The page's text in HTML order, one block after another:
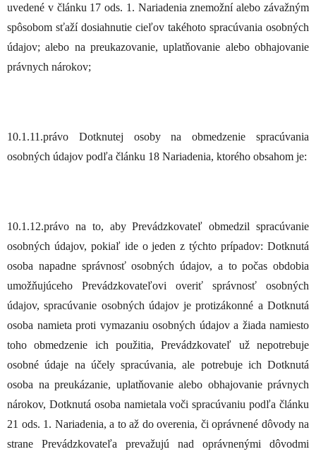
uvedené v článku 17 ods. 1. Nariadenia znemožní alebo závažným
spôsobom sťaží dosiahnutie cieľov takéhoto spracúvania osobných
údajov; alebo na preukazovanie, uplatňovanie alebo obhajovanie
právnych nárokov;
10.1.11.právo Dotknutej osoby na obmedzenie spracúvania
osobných údajov podľa článku 18 Nariadenia, ktorého obsahom je:
10.1.12.právo na to, aby Prevádzkovateľ obmedzil spracúvanie
osobných údajov, pokiaľ ide o jeden z týchto prípadov: Dotknutá
osoba napadne správnosť osobných údajov, a to počas obdobia
umožňujúceho Prevádzkovateľovi overiť správnosť osobných
údajov, spracúvanie osobných údajov je protizákonné a Dotknutá
osoba namieta proti vymazaniu osobných údajov a žiada namiesto
toho obmedzenie ich použitia, Prevádzkovateľ už nepotrebuje
osobné údaje na účely spracúvania, ale potrebuje ich Dotknutá
osoba na preukázanie, uplatňovanie alebo obhajovanie právnych
nárokov, Dotknutá osoba namietala voči spracúvaniu podľa článku
21 ods. 1. Nariadenia, a to až do overenia, či oprávnené dôvody na
strane Prevádzkovateľa prevažujú nad oprávnenými dôvodmi